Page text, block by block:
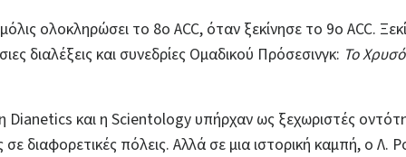
ολοκληρώσει το 8ο ACC, όταν ξεκίνησε το 9ο ACC.
διαλέξεις και συνεδρίες Ομαδικού Πρόσεσινγκ: Το
η Dianetics και η Scientology υπήρχαν ως ξεχωριστές
σε διαφορετικές πόλεις. Αλλά σε μια ιστορική καμπή, ο Λ.